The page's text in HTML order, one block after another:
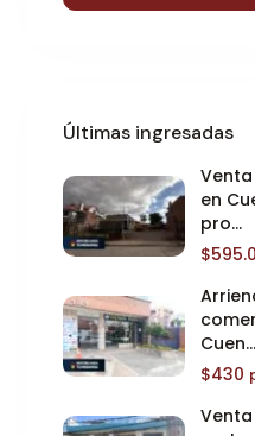
Últimas ingresadas
en
pro...
Cuen...
$430